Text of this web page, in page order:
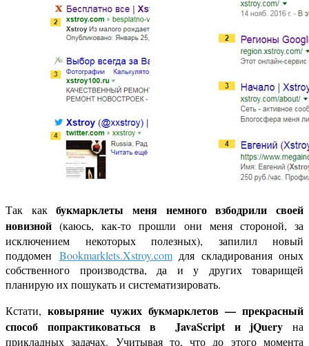
Так какбукмарклеты меня немного взбодрили своей
новизной (каюсь, как-то прошли они меня стороной, за
исключением некоторых полезных), запилил новый
поддомен Bookmarklets.Xstroy.comдля складирования оных
собственного производства, да и у других товарищей
планирую их пошукать и систематизировать.
Кстати, ковыряние чужих букмарклетов — прекрасный
способ попрактиковаться в JavaScript и jQuery на
прикладных задачах. Учитывая то, что до этого момента